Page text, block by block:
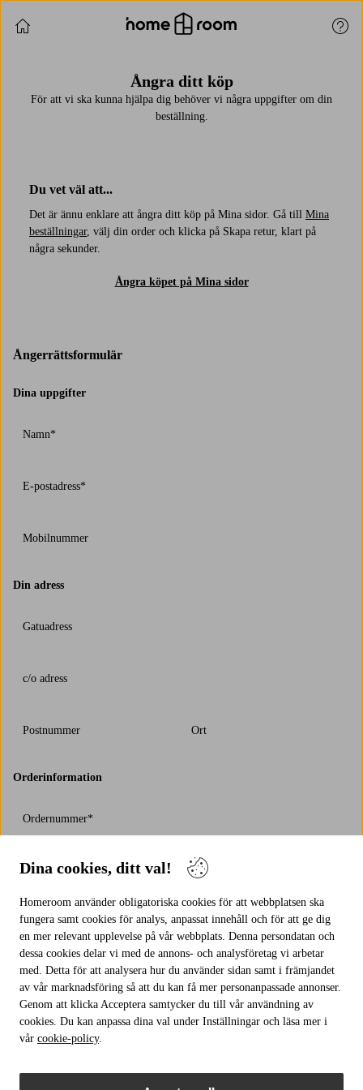
Dina cookies, ditt val!
Homeroom använder obligatoriska cookies för att webbplatsen ska
fungera samt cookies för analys, anpassat innehåll och för att ge dig
en mer relevant upplevelse på vår webbplats. Denna persondatan och
dessa cookies delar vi med de annons- och analysföretag vi arbetar
med. Detta för att analysera hur du använder sidan samt i främjandet
av vår marknadsföring så att du kan få mer personanpassade annonser.
Genom att klicka Acceptera samtycker du till vår användning av
cookies. Du kan anpassa dina val under Inställningar och läsa mer i
vår cookie-policy.
Fortsätt handla
Ångra ditt köp
För att vi ska kunna hjälpa dig behöver vi några uppgifter om din
beställning.
Du vet väl att...
Det är ännu enklare att ångra ditt köp på Mina sidor. Gå till Mina
beställningar, välj din order och klicka på Skapa retur, klart på
några sekunder.
Ångra köpet på Mina sidor
Ångerrättsformulär
Dina uppgifter
Namn*
E-postadress*
Mobilnummer
Din adress
Gatuadress
c/o adress
Postnummer Ort
Orderinformation
Ordernummer*
Orderdatum
Jag vill ångra köpet för följande varor